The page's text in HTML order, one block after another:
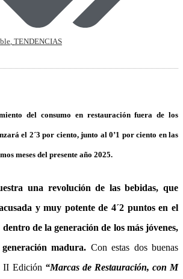
TENDENCIAS
del consumo en restauración fuera de los
el 2´3 por ciento, junto al 0’1 por ciento en las
meses del presente año 2025.
una revolución de las bebidas, que
y muy potente de 4´2 puntos en el
de la generación de los más jóvenes,
madura. Con estas dos buenas
II Edición “Marcas de Restauración, con M